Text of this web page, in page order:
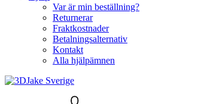
Var är min beställning?
Returnerar
Fraktkostnader
Betalningsalternativ
Kontakt
Alla hjälpämnen